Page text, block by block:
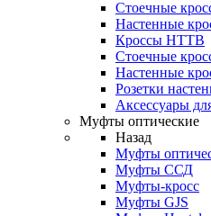
Стоечные
Настенные
Кроссы HTTB
Стоечные
Настенные
Розетки
Аксессуары
Муфты оптические
Назад
Муфты
Муфты ССД
Муфты-кросс
Муфты GJS